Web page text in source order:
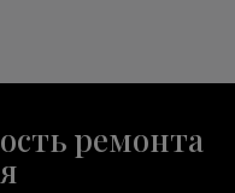
ремонта